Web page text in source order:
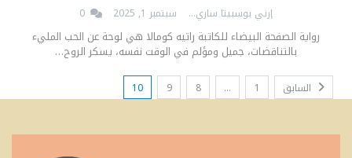
إرني بوسبيتا ساري سبتمبر 1, 2025
رواية الصفحة البيضاء للكاتبة راتيه كومالا هي لوحة عن الحب المليء
بالتناقضات، جميل ومؤلم في الوقت نفسه، يسكر الروح…
السابق 1
…
8
9
10